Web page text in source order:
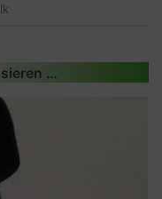
…